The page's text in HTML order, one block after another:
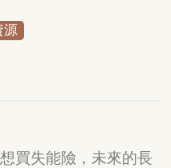
源
想買失能險，未來的長